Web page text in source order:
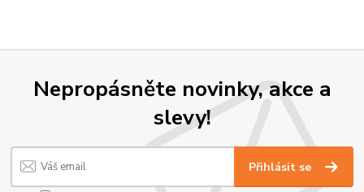
Nepropásněte novinky, akce a
slevy!
Přihlásit se